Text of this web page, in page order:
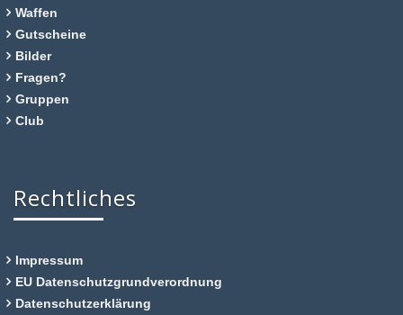
Waffen
Gutscheine
Bilder
Fragen?
Gruppen
Club
Rechtliches
Impressum
EU Datenschutzgrundverordnung
Datenschutzerklärung